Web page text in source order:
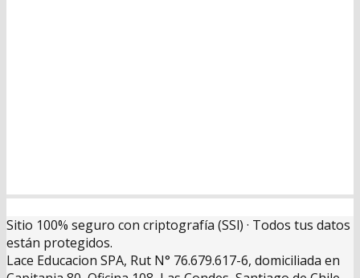
Sitio 100% seguro con criptografía (SSl) · Todos tus datos
están protegidos.
Lace Educacion SPA, Rut N° 76.679.617-6, domiciliada en